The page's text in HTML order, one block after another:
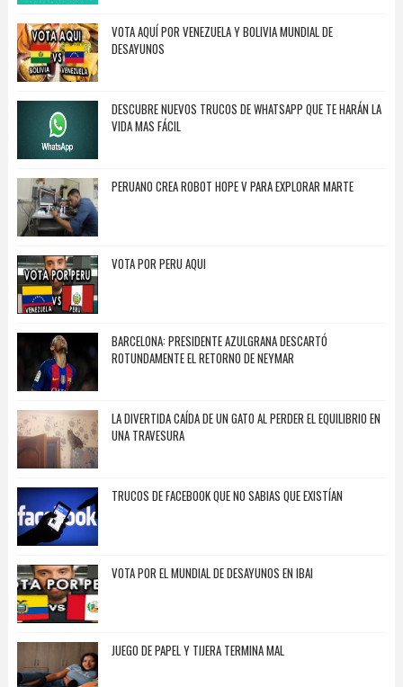
VOTA AQUÍ POR VENEZUELA Y BOLIVIA MUNDIAL DE
DESAYUNOS
DESCUBRE NUEVOS TRUCOS DE WHATSAPP QUE TE HARÁN LA
VIDA MAS FÁCIL
PERUANO CREA ROBOT HOPE V PARA EXPLORAR MARTE
VOTA POR PERU AQUI
BARCELONA: PRESIDENTE AZULGRANA DESCARTÓ
ROTUNDAMENTE EL RETORNO DE NEYMAR
LA DIVERTIDA CAÍDA DE UN GATO AL PERDER EL EQUILIBRIO EN
UNA TRAVESURA
TRUCOS DE FACEBOOK QUE NO SABIAS QUE EXISTÍAN
VOTA POR EL MUNDIAL DE DESAYUNOS EN IBAI
JUEGO DE PAPEL Y TIJERA TERMINA MAL